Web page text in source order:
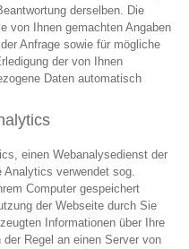
derselben. Die
von Ihnen gemachten Angaben
Anfrage sowie für mögliche
der von Ihnen
Daten automatisch
einen Webanalysedienst der
Analytics verwendet sog.
Computer gespeichert
der Webseite durch Sie
Informationen über Ihre
Regel an einen Server von